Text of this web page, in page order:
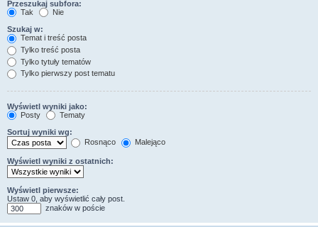
Przeszukaj subfora:
Tak
Nie
Szukaj w:
Temat i treść posta
Tylko treść posta
Tylko tytuły tematów
Tylko pierwszy post tematu
Wyświetl wyniki jako:
Posty
Tematy
Sortuj wyniki wg:
Rosnąco
Malejąco
Wyświetl wyniki z ostatnich:
Wyświetl pierwsze:
Ustaw 0, aby wyświetlić cały post.
znaków w poście